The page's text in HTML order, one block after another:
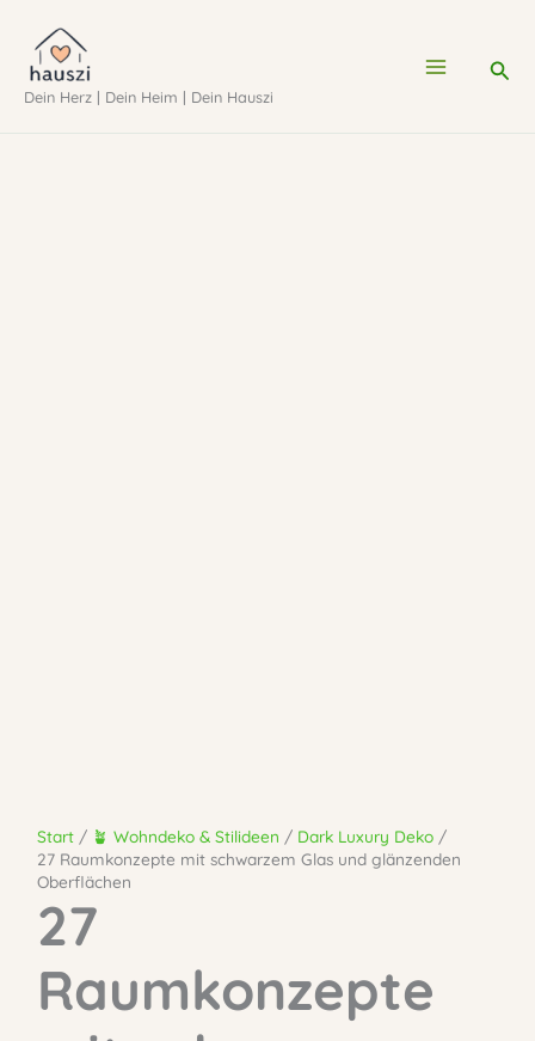
Inhalt
springen
Dein Herz | Dein Heim | Dein Hauszi
Start 🪴 Wohndeko & Stilideen
Dark Luxury Deko
27 Raumkonzepte mit schwarzem Glas und glänzenden
Oberflächen
27
Raumkonzepte